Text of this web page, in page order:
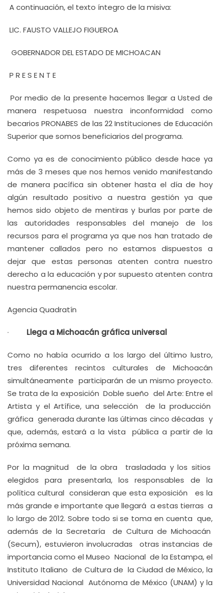
A continuación, el texto íntegro de la misiva:
LIC. FAUSTO VALLEJO FIGUEROA
GOBERNADOR DEL ESTADO DE MICHOACAN
P R E S E N T E
Por medio de la presente hacemos llegar a Usted de
manera respetuosa nuestra inconformidad como
becarios PRONABES de las 22 Instituciones de Educación
Superior que somos beneficiarios del programa.
Como ya es de conocimiento público desde hace ya
más de 3 meses que nos hemos venido manifestando
de manera pacífica sin obtener hasta el día de hoy
algún resultado positivo a nuestra gestión ya que
hemos sido objeto de mentiras y burlas por parte de
las autoridades responsables del manejo de los
recursos para el programa ya que nos han tratado de
mantener callados pero no estamos dispuestos a
dejar que estas personas atenten contra nuestro
derecho a la educación y por supuesto atenten contra
nuestra permanencia escolar.
Agencia Quadratín
· Llega a Michoacán gráfica universal
Como no había ocurrido a los largo del último lustro,
tres diferentes recintos culturales de Michoacán
simultáneamente participarán de un mismo proyecto.
Se trata de la exposición Doble sueño del Arte: Entre el
Artista y el Artífice, una selección de la producción
gráfica generada durante las últimas cinco décadas y
que, además, estará a la vista pública a partir de la
próxima semana.
Por la magnitud de la obra trasladada y los sitios
elegidos para presentarla, los responsables de la
política cultural consideran que esta exposición es la
más grande e importante que llegará a estas tierras a
lo largo de 2012. Sobre todo si se toma en cuenta que,
además de la Secretaría de Cultura de Michoacán
(Secum), estuvieron involucradas otras instancias de
importancia como el Museo Nacional de la Estampa, el
Instituto Italiano de Cultura de la Ciudad de México, la
Universidad Nacional Autónoma de México (UNAM) y la